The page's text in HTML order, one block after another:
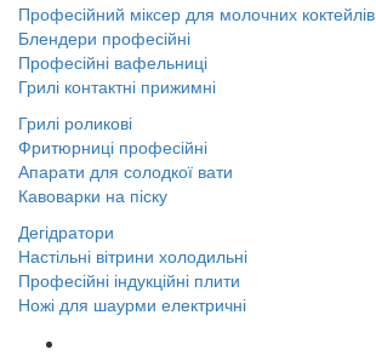
Професійний міксер для молочних коктейлів
Блендери професійні
Професійні вафельниці
Грилі контактні прижимні
Грилі роликові
Фритюрниці професійні
Апарати для солодкої вати
Кавоварки на піску
Дегідратори
Настільні вітрини холодильні
Професійні індукційні плити
Ножі для шаурми електричні